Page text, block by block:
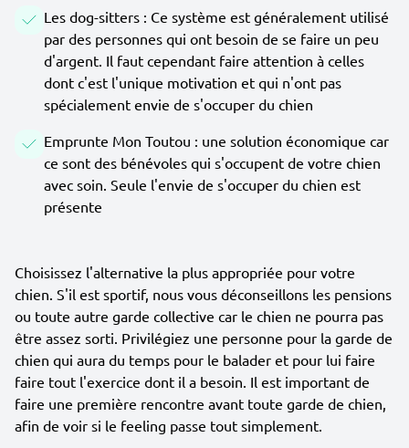
Les dog-sitters : Ce système est généralement utilisé
par des personnes qui ont besoin de se faire un peu
d'argent. Il faut cependant faire attention à celles
dont c'est l'unique motivation et qui n'ont pas
spécialement envie de s'occuper du chien
Emprunte Mon Toutou : une solution économique car
ce sont des bénévoles qui s'occupent de votre chien
avec soin. Seule l'envie de s'occuper du chien est
présente
Choisissez l'alternative la plus appropriée pour votre
chien. S'il est sportif, nous vous déconseillons les pensions
ou toute autre garde collective car le chien ne pourra pas
être assez sorti. Privilégiez une personne pour la garde de
chien qui aura du temps pour le balader et pour lui faire
faire tout l'exercice dont il a besoin. Il est important de
faire une première rencontre avant toute garde de chien,
afin de voir si le feeling passe tout simplement.